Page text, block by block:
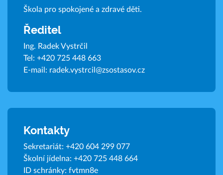
Škola pro spokojené a zdravé děti.
Ředitel
Ing. Radek Vystrčil
Tel: +420 725 448 663
E-mail: radek.vystrcil@zsostasov.cz
Kontakty
Sekretariát: +420 604 299 077
Školní jídelna: +420 725 448 664
ID schránky: fvtmn8e